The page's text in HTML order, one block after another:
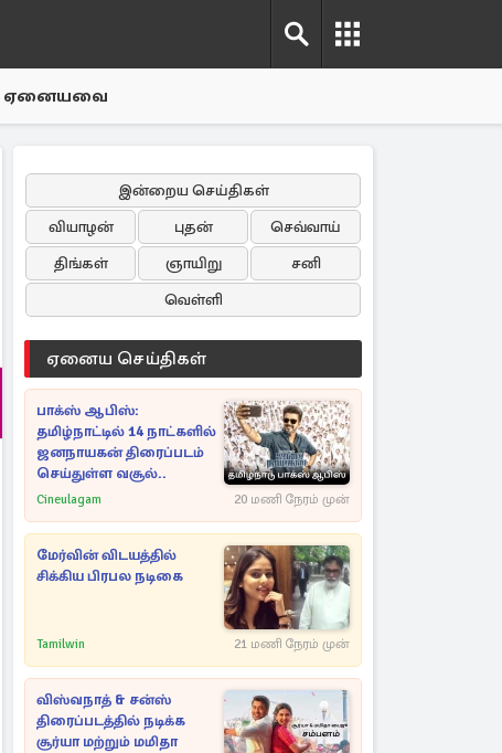
ஏனையவை
இன்றைய செய்திகள்
வியாழன்
புதன்
செவ்வாய்
திங்கள்
ஞாயிறு
சனி
வெள்ளி
ஏனைய செய்திகள்
பாக்ஸ் ஆபிஸ்:
தமிழ்நாட்டில் 14 நாட்களில்
ஜனநாயகன் திரைப்படம்
செய்துள்ள வசூல்..
Cineulagam 20 மணி நேரம் முன்
மேர்வின் விடயத்தில்
சிக்கிய பிரபல நடிகை
Tamilwin 21 மணி நேரம் முன்
விஸ்வநாத் & சன்ஸ்
திரைப்படத்தில் நடிக்க
சூர்யா மற்றும் மமிதா